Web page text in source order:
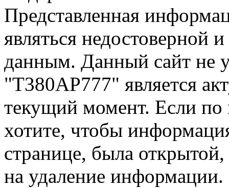
Представленная
являться недостоверной
данным. Данный сайт не
"Т380АР777" является
текущий момент. Если
хотите, чтобы
странице, была открытой,
на удаление информации.